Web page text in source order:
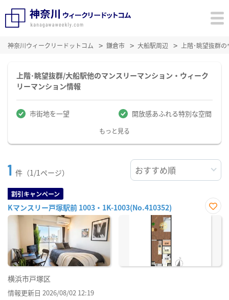
神奈川ウィークリードットコム 鎌倉市 大船駅周辺 上階･眺望抜群
上階･眺望抜群/大船駅他のマンスリーマンション・ウィーク
リーマンション情報
市街地を一望 開放感あふれる特別な空間
もっと見る
1 件（1/1ページ）
割引キャンペーン
Kマンスリー戸塚駅前 1003・1K-1003(No.410352)
お気
横浜市戸塚区
情報更新日 2026/08/02 12:19